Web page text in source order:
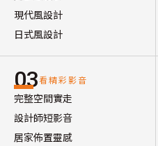
現代風設計
日式風設計
03看精彩影音
完整空間實走
設計師短影音
居家佈置靈感